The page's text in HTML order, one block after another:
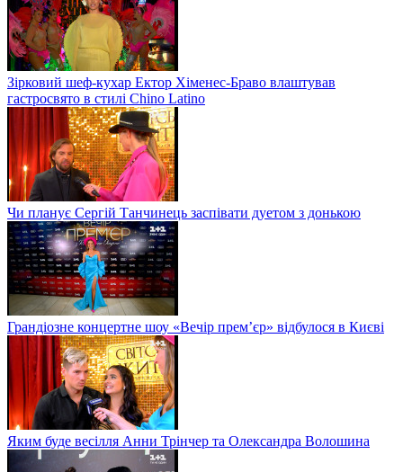
Зірковий шеф-кухар Ектор Хіменес-Браво влаштував
гастросвято в стилі Chino Latino
Чи планує Сергій Танчинець заспівати дуетом з донькою
Грандіозне концертне шоу «Вечір прем’єр» відбулося в Києві
Яким буде весілля Анни Трінчер та Олександра Волошина